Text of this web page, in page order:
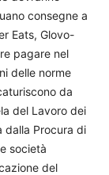
consegne a
Eats, Glovo-
pagare nel
delle norme
da
del Lavoro dei
dalla Procura di
società
del